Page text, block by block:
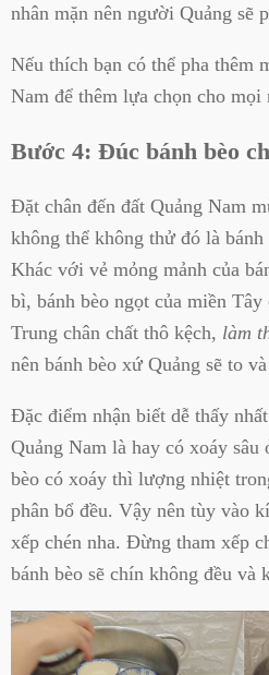
nhân mặn nên người Quảng sẽ
Nếu thích bạn có thể pha thêm
Nam để thêm lựa chọn cho mọi
Bước 4: Đúc bánh bèo
Đặt chân đến đất Quảng Nam
không thể không thử đó là bánh
Khác với vẻ mỏng mảnh của
bì, bánh bèo ngọt của miền
Trung chân chất thô kệch, làm
nên bánh bèo xứ Quảng sẽ to
Đặc điểm nhận biết dễ thấy
Quảng Nam là hay có xoáy
bèo có xoáy thì lượng nhiệt
phân bổ đều. Vậy nên tùy vào
xếp chén nha. Đừng tham xếp
bánh bèo sẽ chín không đều và